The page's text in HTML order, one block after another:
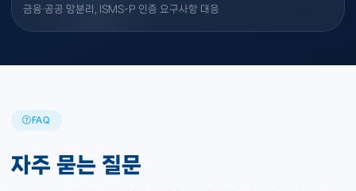
금융·공공 망분리, ISMS-P 인증 요구사항 대응
FAQ
자주 묻는 질문